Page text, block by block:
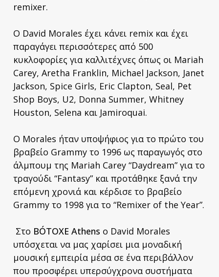
remixer.
Ο David Morales έχει κάνει remix και έχει
παραγάγει περισσότερες από 500
κυκλοφορίες για καλλιτέχνες όπως οι Mariah
Carey, Aretha Franklin, Michael Jackson, Janet
Jackson, Spice Girls, Eric Clapton, Seal, Pet
Shop Boys, U2, Donna Summer, Whitney
Houston, Selena και Jamiroquai.
Ο Morales ήταν υποψήφιος για το πρώτο του
βραβείο Grammy το 1996 ως παραγωγός στο
άλμπουμ της Mariah Carey “Daydream” για το
τραγούδι “Fantasy” και προτάθηκε ξανά την
επόμενη χρονιά και κέρδισε το βραβείο
Grammy το 1998 για το “Remixer of the Year”.
Στο BÓTOXE Athens ο David Morales
υπόσχεται να μας χαρίσει μια μοναδική
μουσική εμπειρία μέσα σε ένα περιβάλλον
που προσφέρει υπερσύγχρονα συστήματα